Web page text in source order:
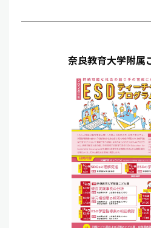
奈良教育大学附属